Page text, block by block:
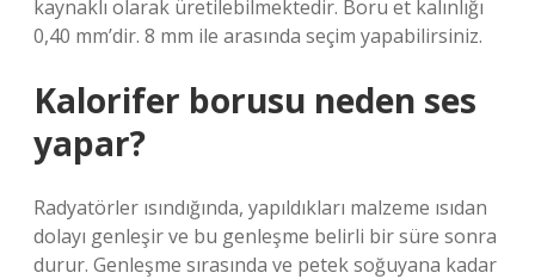
kaynaklı olarak üretilebilmektedir. Boru et kalınlığı
0,40 mm’dir. 8 mm ile arasında seçim yapabilirsiniz.
Kalorifer borusu neden ses
yapar?
Radyatörler ısındığında, yapıldıkları malzeme ısıdan
dolayı genleşir ve bu genleşme belirli bir süre sonra
durur. Genleşme sırasında ve petek soğuyana kadar